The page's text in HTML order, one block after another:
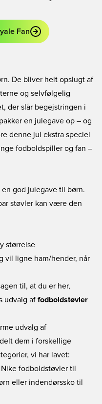
Fan
De bliver helt opslugt af
og selvfølgelig
der slår begejstringen i
en julegave op – og
denne jul ekstra speciel
fodboldspiller og fan –
god julegave til børn.
støvler kan være den
størrelse
vil ligne ham/hender, når
til, at du er her,
udvalg affodboldstøvler
udvalg af
dem i forskellige
vi har lavet:
Nike fodboldstøvler til
eller indendørssko til